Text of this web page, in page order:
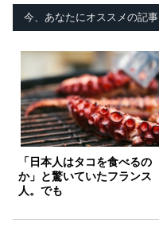
今、あなたにオススメの記事
「日本人はタコを食べるの
か」と驚いていたフランス
人。でも